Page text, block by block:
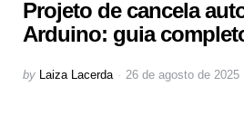
Projeto de cancela
Arduino: guia
Posted
by Laiza Lacerda 26 de agosto de 2025